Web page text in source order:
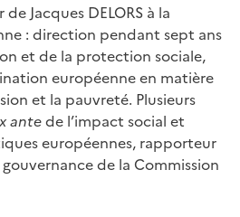
Jacques DELORS à la
: direction pendant sept ans
et de la protection sociale,
européenne en matière
et la pauvreté. Plusieurs
antede l’impact social et
européennes, rapporteur
de la Commission